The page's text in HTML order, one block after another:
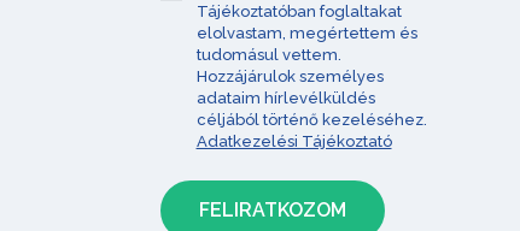
Tájékoztatóban foglaltakat
elolvastam, megértettem és
tudomásul vettem.
Hozzájárulok személyes
adataim hírlevélküldés
céljából történő kezeléséhez.
Adatkezelési Tájékoztató